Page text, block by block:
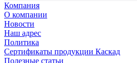
Компания
О компании
Новости
Наш адрес
Политика
Сертификаты продукции Каскад
Полезные статьи